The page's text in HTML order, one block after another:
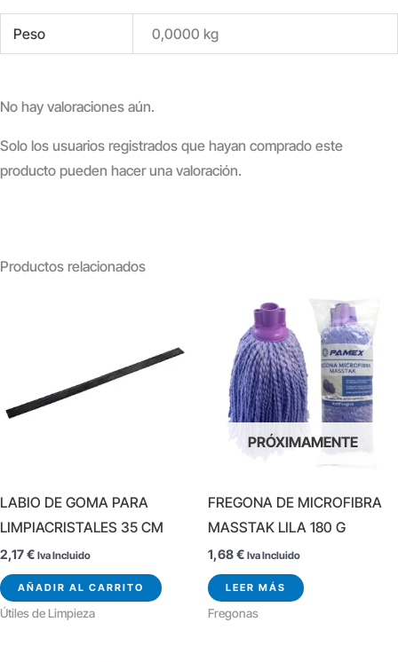
Peso 0,0000 kg
No hay valoraciones aún.
Solo los usuarios registrados que hayan comprado este
producto pueden hacer una valoración.
Productos relacionados
LABIO DE GOMA PARA
LIMPIACRISTALES 35 CM
2,17€ Iva Incluido
AÑADIR AL CARRITO
Útiles de Limpieza
PRÓXIMAMENTE
FREGONA DE MICROFIBRA
MASSTAK LILA 180 G
1,68€ Iva Incluido
LEER MÁS
Fregonas